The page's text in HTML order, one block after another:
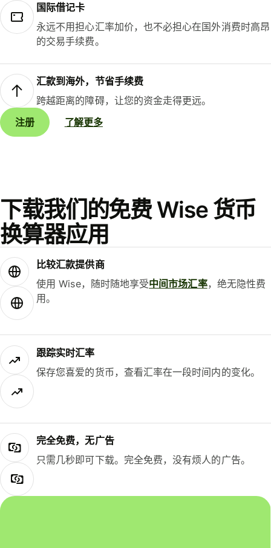
国际借记卡
永远不用担心汇率加价，也不必担心在国外消费时高昂
的交易手续费。
汇款到海外，节省手续费
跨越距离的障碍，让您的资金走得更远。
注册
了解更多
下载我们的免费 Wise 货币
换算器应用
比较汇款提供商
使用 Wise，随时随地享受中间市场汇率，绝无隐性费
用。
跟踪实时汇率
保存您喜爱的货币，查看汇率在一段时间内的变化。
完全免费，无广告
只需几秒即可下载。完全免费，没有烦人的广告。